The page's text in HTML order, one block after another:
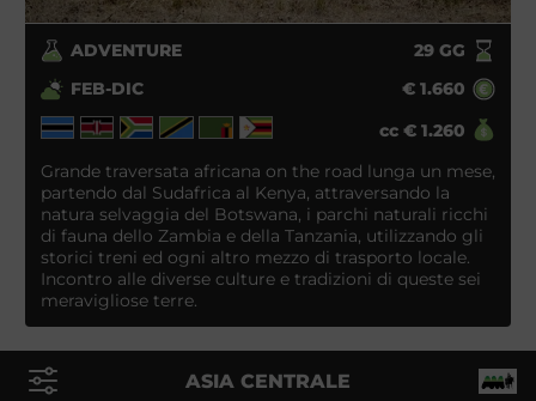
ADVENTURE 29GG
FEB-DIC
€ 1.660
cc € 1.260
Grande traversata africana on the road lunga un mese,
partendo dal Sudafrica al Kenya, attraversando la
natura selvaggia del Botswana, i parchi naturali ricchi
di fauna dello Zambia e della Tanzania, utilizzando gli
storici treni ed ogni altro mezzo di trasporto locale.
Incontro alle diverse culture e tradizioni di queste sei
meravigliose terre.
ASIA CENTRALE